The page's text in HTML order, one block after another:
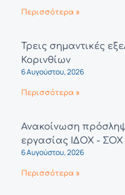
Περισσότερα »
Τρεις σημαντικές
Κορινθίων
6 Αυγούστου, 2026
Περισσότερα »
Ανακοίνωση
εργασίας ΙΔΟΧ - ΣΟΧ
6 Αυγούστου, 2026
Περισσότερα »